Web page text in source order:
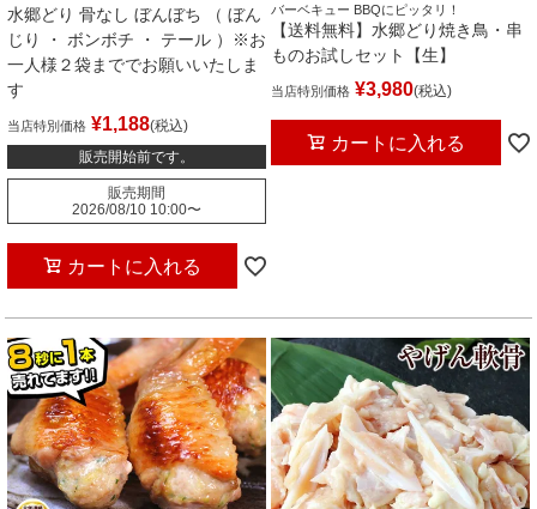
水郷どり 骨なし ぼんぼち （ ぼん
じり ・ ボンボチ ・ テール ）※お
一人様２袋まででお願いいたしま
す
当店特別価格 ¥1,188 税込
販売開始前です。
販売期間
2026/08/10 10:00〜
カートに入れる
バーベキュー BBQにピッタリ！
【送料無料】水郷どり焼き鳥・串
ものお試しセット【生】
当店特別価格 ¥3,980 税込
カートに入れる